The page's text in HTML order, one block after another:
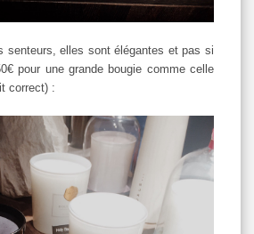
senteurs, elles sont élégantes et pas si
pour une grande bougie comme celle
correct) :